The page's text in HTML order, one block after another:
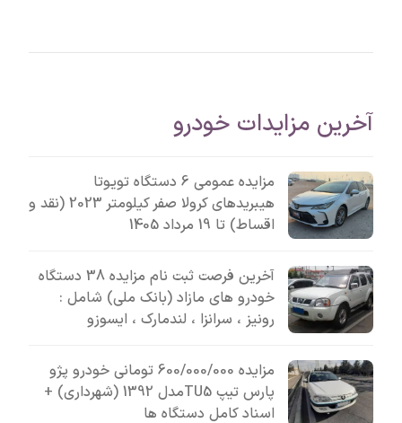
آخرین مزایدات خودرو
مزایده عمومی 6 دستگاه تویوتا
هیبریدهای کرولا صفر کیلومتر 2023 (نقد و
اقساط) تا 19 مرداد 1405
آخرین فرصت ثبت نام مزایده 38 دستگاه
خودرو های مازاد (بانک ملی) شامل :
رونیز ، سرانزا ، لندمارک ، ایسوزو
مزایده 600/000/000 تومانی خودرو پژو
پارس تیپ TU5مدل 1392 (شهرداری) +
اسناد کامل دستگاه ها